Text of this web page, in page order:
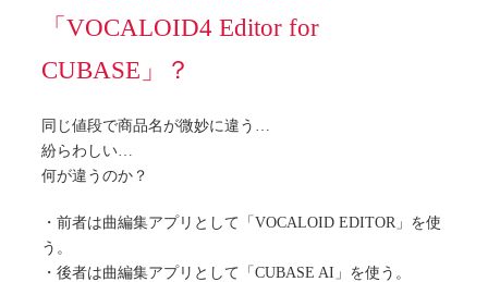
「VOCALOID4 Editor for
CUBASE」？
同じ値段で商品名が微妙に違う…
紛らわしい…
何が違うのか？
・前者は曲編集アプリとして「VOCALOID EDITOR」を使
う。
・後者は曲編集アプリとして「CUBASE AI」を使う。